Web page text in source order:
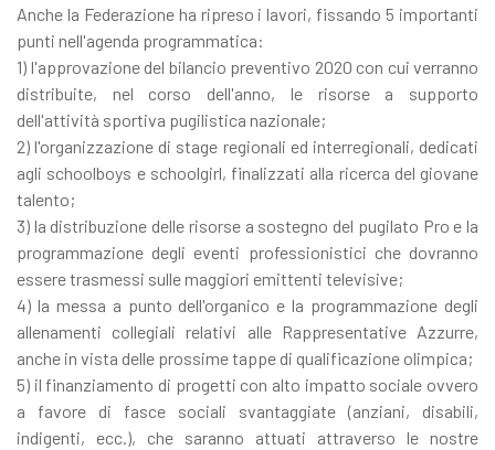
Anche la Federazione ha ripreso i lavori, fissando 5 importanti
punti nell'agenda programmatica:
1) l'approvazione del bilancio preventivo 2020 con cui verranno
distribuite, nel corso dell'anno, le risorse a supporto
dell'attività sportiva pugilistica nazionale;
2) l'organizzazione di stage regionali ed interregionali, dedicati
agli schoolboys e schoolgirl, finalizzati alla ricerca del giovane
talento;
3) la distribuzione delle risorse a sostegno del pugilato Pro e la
programmazione degli eventi professionistici che dovranno
essere trasmessi sulle maggiori emittenti televisive;
4) la messa a punto dell'organico e la programmazione degli
allenamenti collegiali relativi alle Rappresentative Azzurre,
anche in vista delle prossime tappe di qualificazione olimpica;
5) il finanziamento di progetti con alto impatto sociale ovvero
a favore di fasce sociali svantaggiate (anziani, disabili,
indigenti, ecc.), che saranno attuati attraverso le nostre